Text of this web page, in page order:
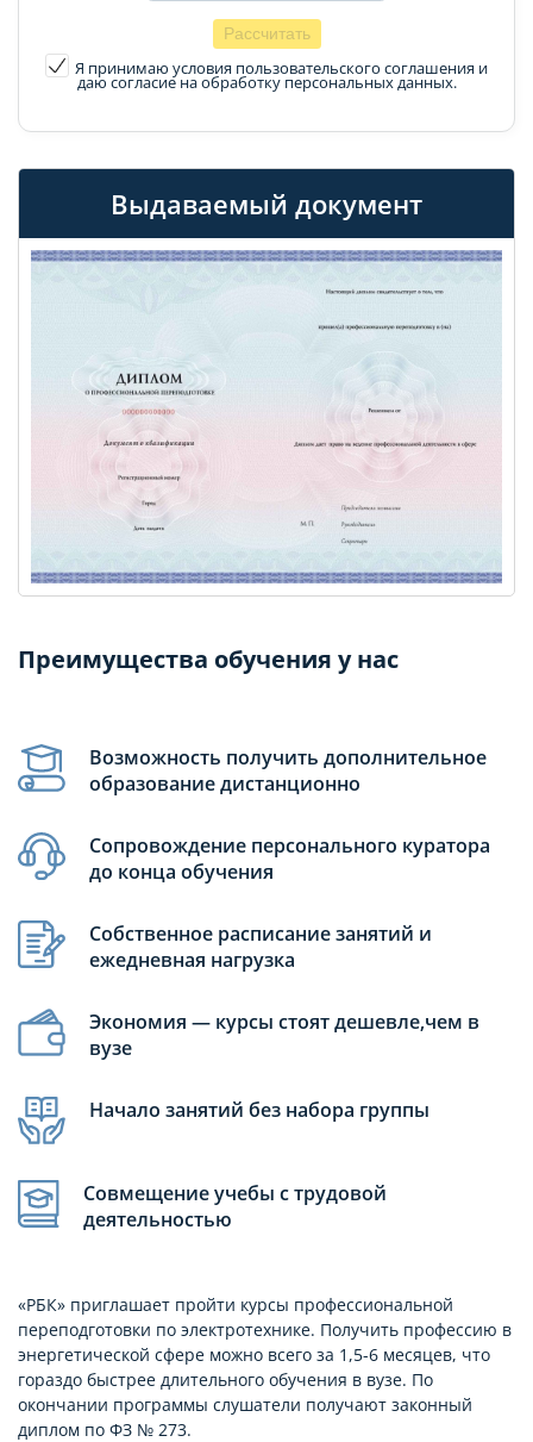
Я принимаю условия пользовательского соглашения и
даю согласие на обработку персональных данных.
Выдаваемый документ
Преимущества обучения у нас
Возможность получить дополнительное
образование дистанционно
Сопровождение персонального куратора
до конца обучения
Собственное расписание занятий и
ежедневная нагрузка
Экономия — курсы стоят дешевле,чем в
вузе
Начало занятий без набора группы
Совмещение учебы с трудовой
деятельностью
«РБК» приглашает пройти курсы профессиональной
переподготовки по электротехнике. Получить профессию в
энергетической сфере можно всего за 1,5-6 месяцев, что
гораздо быстрее длительного обучения в вузе. По
окончании программы слушатели получают законный
диплом по ФЗ № 273.